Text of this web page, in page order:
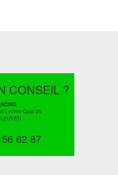
CONSEIL ?
Leclerc Quai 29
62 87